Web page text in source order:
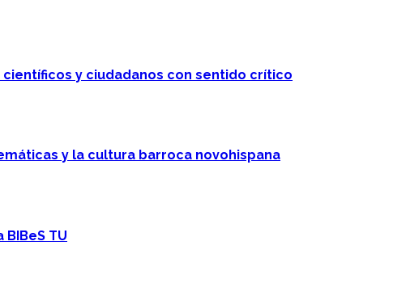
y ciudadanos con sentido crítico
y la cultura barroca novohispana
TU